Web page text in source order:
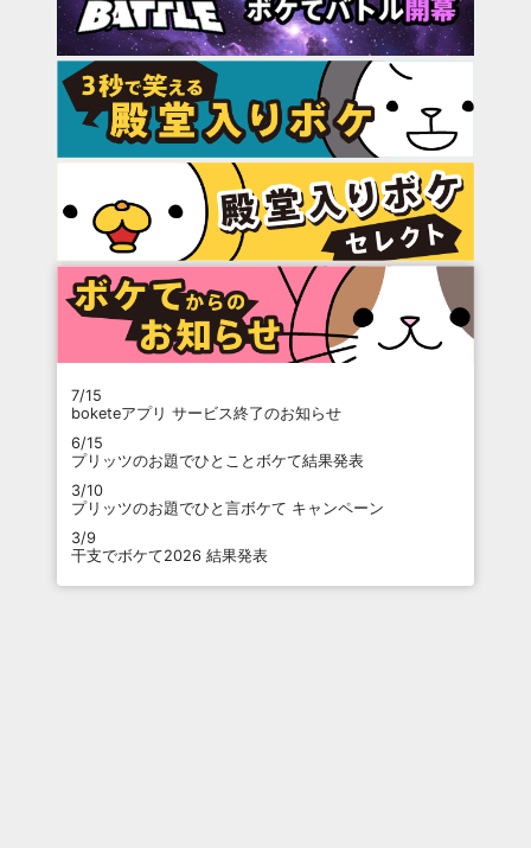
7/15
boketeアプリ サービス終了のお知らせ
6/15
プリッツのお題でひとことボケて結果発表
3/10
プリッツのお題でひと言ボケて キャンペーン
3/9
干支でボケて2026 結果発表